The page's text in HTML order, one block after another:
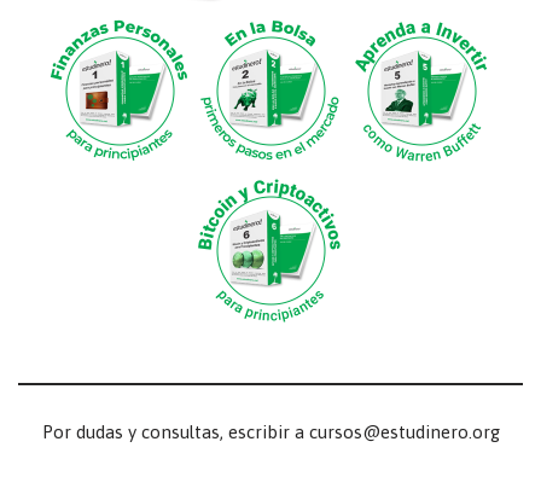
Por dudas y consultas, escribir a cursos@estudinero.org